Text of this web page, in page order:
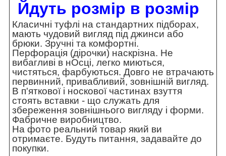
Йдуть розмір в розмір
Класичні туфлі на стандартних підборах,
мають чудовий вигляд під джинси або
брюки. Зручні та комфортні.
Перфорація (дірочки) наскрізна. Не
вибагливі в нОсці, легко миються,
чистяться, фарбуються. Довго не втрачають
первинний, привабливий, зовнішній вигляд.
В п'яткової і носкової частинах взуття
стоять вставки - що служать для
збереження зовнішнього вигляду і форми.
Фабричне виробництво.
На фото реальний товар який ви
отримаєте. Будуть питання, задавайте до
покупки.